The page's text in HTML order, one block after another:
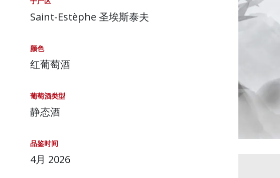
Saint-Estèphe 圣埃斯泰夫
颜色
红葡萄酒
葡萄酒类型
静态酒
品鉴时间
4月 2026